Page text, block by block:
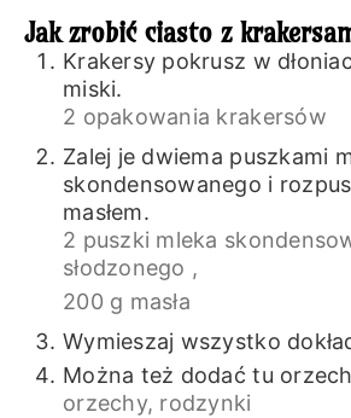
Jak zrobić ciasto z
Krakersy pokrusz w
miski.
2 opakowania krakersów
Zalej je dwiema puszkami
skondensowanego i
masłem.
2 puszki mleka
słodzonego ,
200 g masła
Wymieszaj wszystko
Można też dodać tu
orzechy, rodzynki